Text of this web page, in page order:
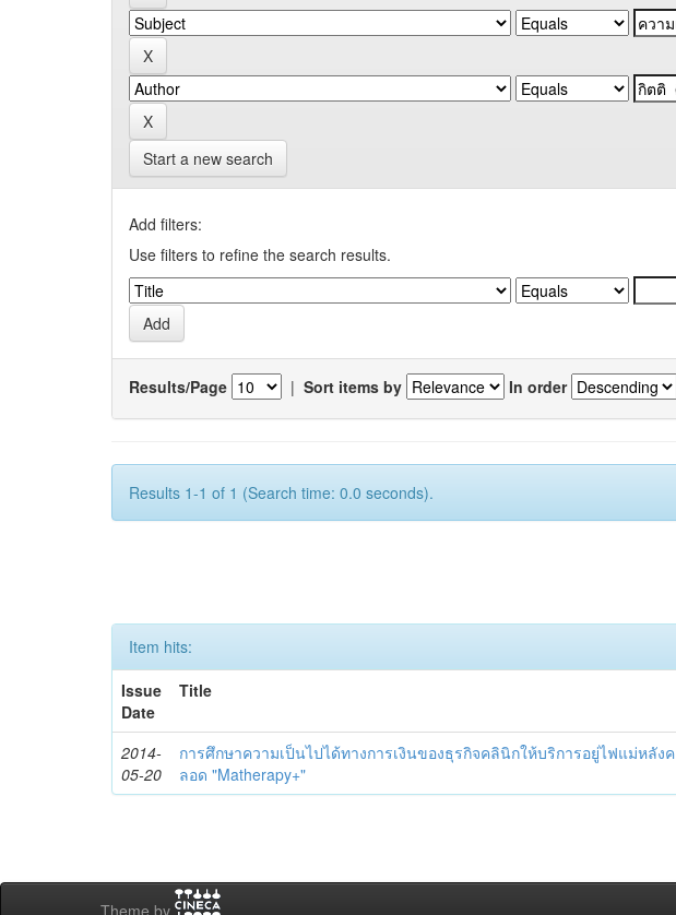
Start a new search
Add filters:
Use filters to refine the search results.
Results/Page | Sort items by In order
Results 1-1 of 1 (Search time: 0.0 seconds).
Item hits:
Issue
Date
Title
2014-
05-20
การศึกษาความเป็นไปได้ทางการเงินของธุรกิจคลินิกให้บริการอยู่ไฟแม่หลังค
ลอด "Matherapy+"